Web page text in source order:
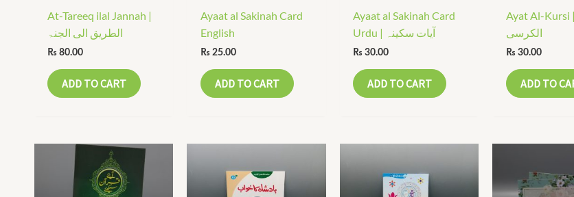
At-Tareeq ilal Jannah |
الطریق الی الجنۃ
₨ 80.00
ADD TO CART
Ayaat al Sakinah Card
English
₨ 25.00
ADD TO CART
Ayaat al Sakinah Card
Urdu | آیات سکینہ
₨ 30.00
ADD TO CART
Ayat Al-Kursi | آیت
الکرسی
₨ 30.00
ADD TO